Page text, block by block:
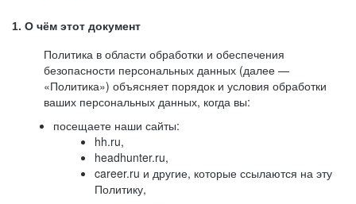
1. О чём этот документ
Политика в области обработки и обеспечения
безопасности персональных данных (далее —
«Политика») объясняет порядок и условия обработки
ваших персональных данных, когда вы:
посещаете наши сайты:
hh.ru,
headhunter.ru,
career.ru и другие, которые ссылаются на эту
Политику,